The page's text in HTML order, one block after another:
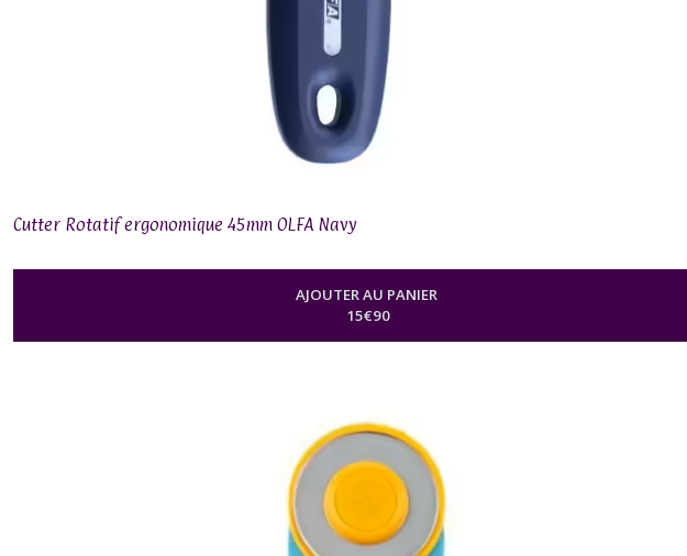
Cutter Rotatif ergonomique 45mm OLFA Navy
AJOUTER AU PANIER
15€90